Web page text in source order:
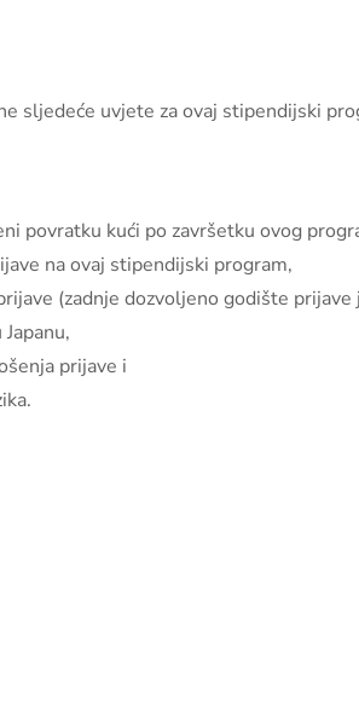
sljedeće uvjete za ovaj stipendijski
povratku kući po završetku ovog
na ovaj stipendijski program,
(zadnje dozvoljeno godište prijave
prijave i